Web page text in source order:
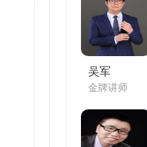
吴军
金牌讲师